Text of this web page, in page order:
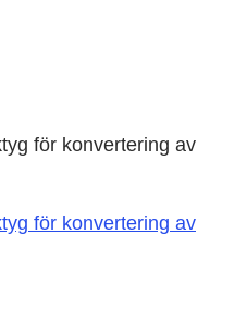
för konvertering av
för konvertering av